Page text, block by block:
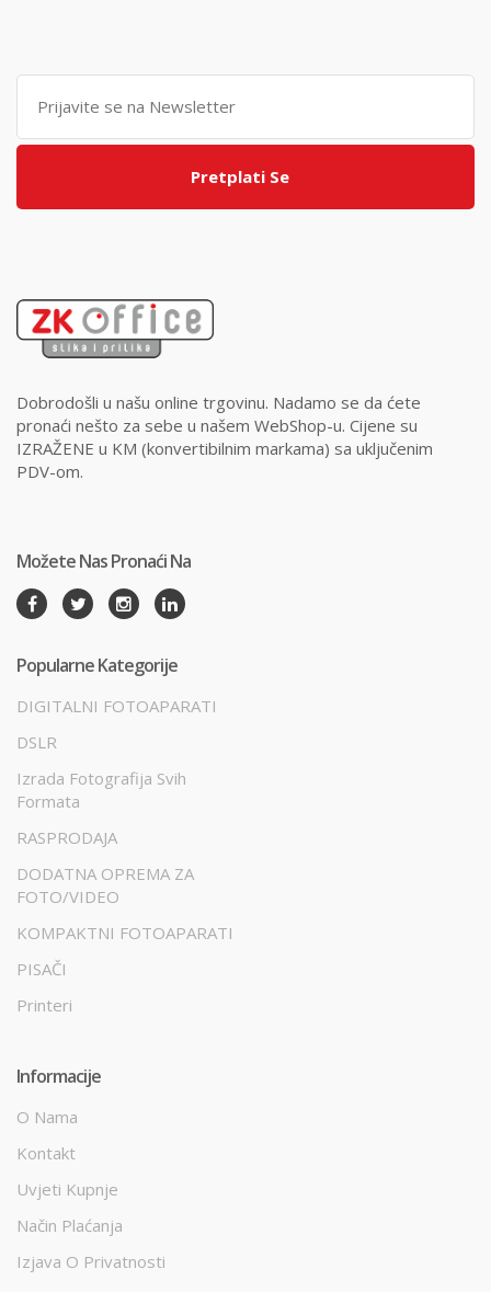
Pretplati Se
Dobrodošli u našu online trgovinu. Nadamo se da ćete
pronaći nešto za sebe u našem WebShop-u. Cijene su
IZRAŽENE u KM (konvertibilnim markama) sa uključenim
PDV-om.
Možete Nas Pronaći Na
Popularne Kategorije
DIGITALNI FOTOAPARATI
DSLR
Izrada Fotografija Svih
Formata
RASPRODAJA
DODATNA OPREMA ZA
FOTO/VIDEO
KOMPAKTNI FOTOAPARATI
PISAČI
Printeri
Informacije
O Nama
Kontakt
Uvjeti Kupnje
Način Plaćanja
Izjava O Privatnosti